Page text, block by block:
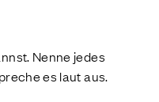
Nenne jedes
es laut aus.